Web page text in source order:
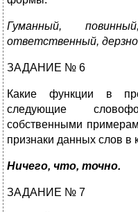
Гуманный,
ответственный,
ЗАДАНИЕ № 6
Какие функции в
следующие
собственными
признаки данных слов в
Ничего, что, точно.
ЗАДАНИЕ № 7